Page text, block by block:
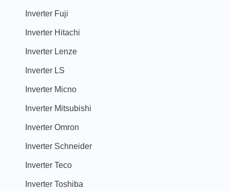
Inverter Fuji
Inverter Hitachi
Inverter Lenze
Inverter LS
Inverter Micno
Inverter Mitsubishi
Inverter Omron
Inverter Schneider
Inverter Teco
Inverter Toshiba